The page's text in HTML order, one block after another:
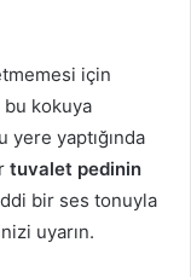
için
kokuya
yere yaptığında
tuvalet pedinin
bir ses tonuyla
uyarın.